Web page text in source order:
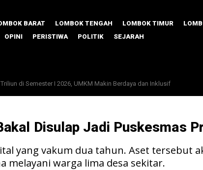
BARAT LOMBOK TENGAH LOMBOK TIMUR
OPINI PERISTIWA POLITIK SEJARAH
Lombok Timur Unjuk Gigi di TPAKD Award 2026
Disulap Jadi Puskesmas
yang vakum dua tahun. Aset tersebut
melayani warga lima desa sekitar.